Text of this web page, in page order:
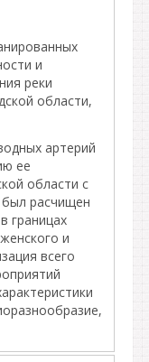
и
реки
области,
артерий
ее
области с
был расчищен
границах
и
всего